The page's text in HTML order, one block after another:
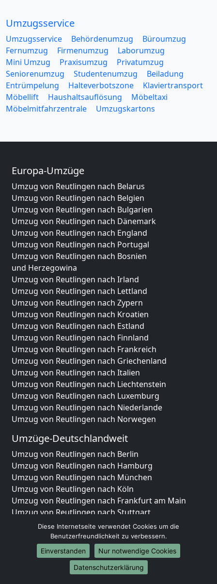
Umzugsservice
Umzugsservice Behördenumzug
Büroumzug
Fernumzug
Firmenumzug
Laborumzug
Mini Umzug
Praxisumzug
Privatumzug
Seniorenumzug
Studentenumzug
Beiladung
Entrümpelung
Halteverbotszone
Klaviertransport
Möbellift
Haushaltsauflösung
Möbeltaxi
Möbelmitfahrzentrale
Umzugskartons
Europa-Umzüge
Umzug von Reutlingen nach Belarus
Umzug von Reutlingen nach Belgien
Umzug von Reutlingen nach Bulgarien
Umzug von Reutlingen nach Dänemark
Umzug von Reutlingen nach England
Umzug von Reutlingen nach Portugal
Umzug von Reutlingen nach Bosnien
und Herzegowina
Umzug von Reutlingen nach Irland
Umzug von Reutlingen nach Lettland
Umzug von Reutlingen nach Zypern
Umzug von Reutlingen nach Kroatien
Umzug von Reutlingen nach Estland
Umzug von Reutlingen nach Finnland
Umzug von Reutlingen nach Frankreich
Umzug von Reutlingen nach Griechenland
Umzug von Reutlingen nach Italien
Umzug von Reutlingen nach Liechtenstein
Umzug von Reutlingen nach Luxemburg
Umzug von Reutlingen nach Niederlande
Umzug von Reutlingen nach Norwegen
Umzüge-Deutschlandweit
Umzug von Reutlingen nach Berlin
Umzug von Reutlingen nach Hamburg
Umzug von Reutlingen nach München
Umzug von Reutlingen nach Köln
Umzug von Reutlingen nach Frankfurt am Main
Umzug von Reutlingen nach Stuttgart
Umzug von Reutlingen nach Düsseldorf
Umzug von Reutlingen nach Leipzig
Umzug von Reutlingen nach Dortmund
Umzug von Reutlingen nach Essen
Umzug von Reutlingen nach Bremen
Diese Internetseite verwendet Cookies um die
Benutzerfreundlichkeit zu verbessern.
Einverstanden
Nur notwendige Cookies
Datenschutzerklärung